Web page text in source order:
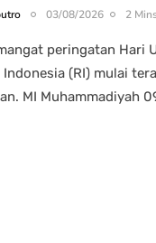
03/08/2026 2
peringatan Hari
(RI) mulai
MI Muhammadiyah